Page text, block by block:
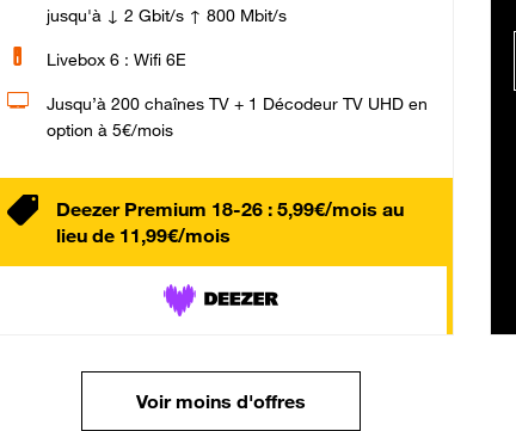
jusqu'à ↓ 2 Gbit/s ↑ 800 Mbit/s
Livebox 6 : Wifi 6E
Jusqu’à 200 chaînes TV + 1 Décodeur TV UHD en
option à 5€/mois
Deezer Premium 18-26 : 5,99€/mois au
lieu de 11,99€/mois
Voir moins d'offres